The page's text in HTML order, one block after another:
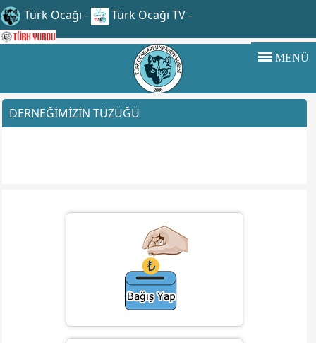
Türk Ocağı - Türk Ocağı TV-
MENÜ
DERNEĞİMİZİN TÜZÜĞÜ